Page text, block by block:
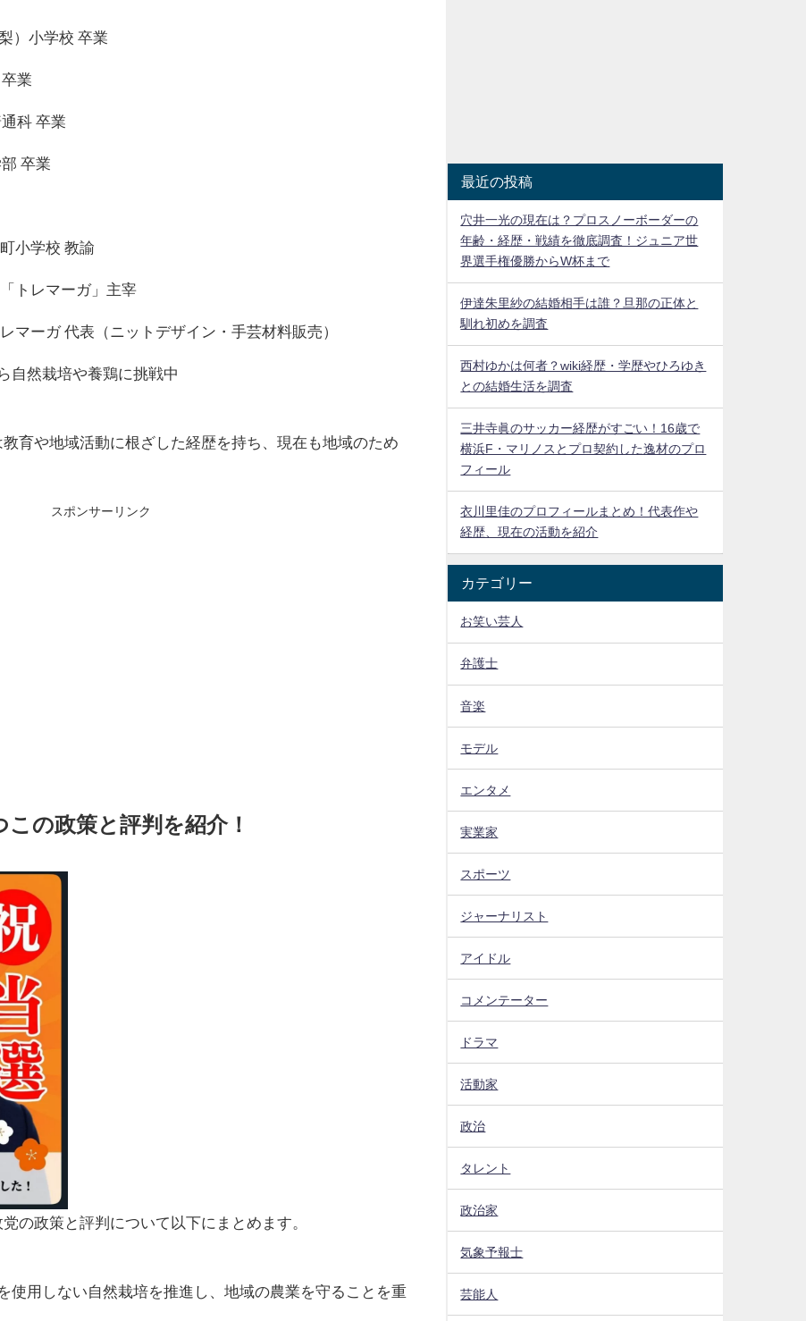
）小学校 卒業
業
科 卒業
卒業
小学校 教諭
トレマーガ」主宰
マーガ 代表（ニットデザイン・手芸材料販売）
自然栽培や養鶏に挑戦中
育や地域活動に根ざした経歴を持ち、現在も地域のため
スポンサーリンク
の政策と評判を紹介！
の政策と評判について以下にまとめます。
使用しない自然栽培を推進し、地域の農業を守ることを重
最近の投稿
穴井一光の現在は？プロスノーボーダーの
年齢・経歴・戦績を徹底調査！ジュニア世
界選手権優勝からW杯まで
伊達朱里紗の結婚相手は誰？旦那の正体と
馴れ初めを調査
西村ゆかは何者？wiki経歴・学歴やひろゆき
との結婚生活を調査
三井寺眞のサッカー経歴がすごい！16歳で
横浜F・マリノスとプロ契約した逸材のプロ
フィール
衣川里佳のプロフィールまとめ！代表作や
経歴、現在の活動を紹介
カテゴリー
お笑い芸人
弁護士
音楽
モデル
エンタメ
実業家
スポーツ
ジャーナリスト
アイドル
コメンテーター
ドラマ
活動家
政治
タレント
政治家
気象予報士
芸能人